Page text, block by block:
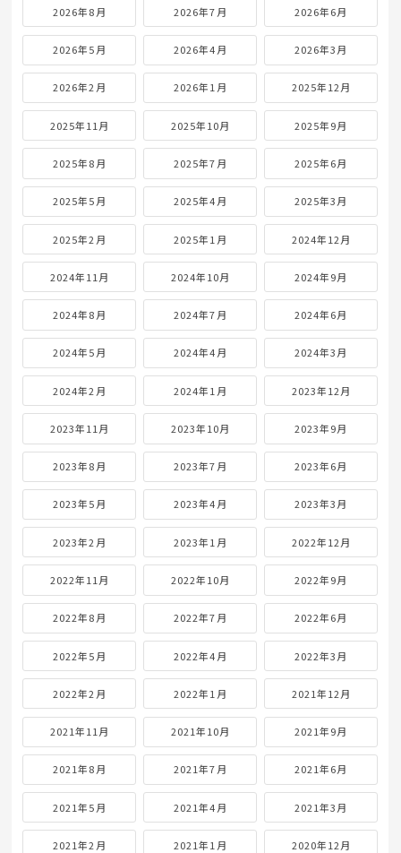
2026年8月 2026年7月 2026年6月
2026年5月 2026年4月 2026年3月
2026年2月 2026年1月 2025年12月
2025年11月 2025年10月 2025年9月
2025年8月 2025年7月 2025年6月
2025年5月 2025年4月 2025年3月
2025年2月 2025年1月 2024年12月
2024年11月 2024年10月 2024年9月
2024年8月 2024年7月 2024年6月
2024年5月 2024年4月 2024年3月
2024年2月 2024年1月 2023年12月
2023年11月 2023年10月 2023年9月
2023年8月 2023年7月 2023年6月
2023年5月 2023年4月 2023年3月
2023年2月 2023年1月 2022年12月
2022年11月 2022年10月 2022年9月
2022年8月 2022年7月 2022年6月
2022年5月 2022年4月 2022年3月
2022年2月 2022年1月 2021年12月
2021年11月 2021年10月 2021年9月
2021年8月 2021年7月 2021年6月
2021年5月 2021年4月 2021年3月
2021年2月 2021年1月 2020年12月